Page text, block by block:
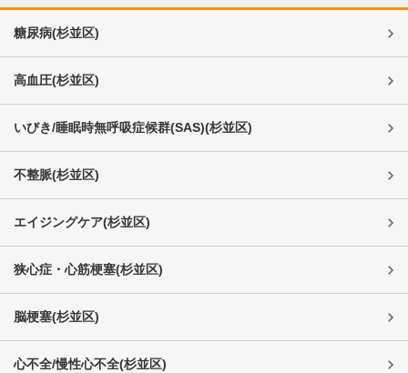
糖尿病(杉並区)
高血圧(杉並区)
いびき/睡眠時無呼吸症候群(SAS)(杉並区)
不整脈(杉並区)
エイジングケア(杉並区)
狭心症・心筋梗塞(杉並区)
脳梗塞(杉並区)
心不全/慢性心不全(杉並区)